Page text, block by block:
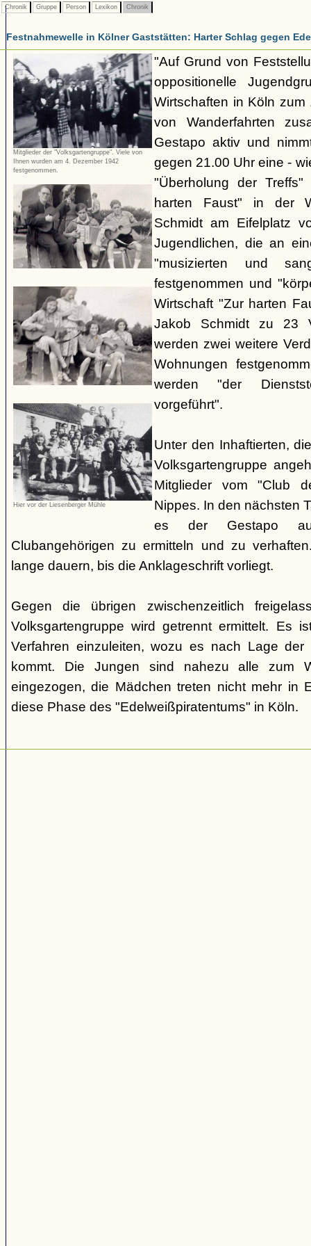
Chronik Gruppe Person Lexikon Chronik
Festnahmewelle in Kölner Gaststätten: Harter Schlag gegen
Mitglieder der "Volksgartengruppe". Viele von
Ihnen wurden am 4. Dezember 1942
festgenommen.
Hier vor der Liesenberger Mühle
"Auf Grund von
oppositionelle
Wirtschaften in Köln
von Wanderfahrten
Gestapo aktiv und
gegen 21.00 Uhr eine -
"Überholung der
harten Faust" in der
Schmidt am Eifelplatz
Jugendlichen, die an
"musizierten und
festgenommen und
Wirtschaft "Zur harten
Jakob Schmidt zu 23
werden zwei weitere
Wohnungen
werden "der
vorgeführt".
Unter den Inhaftierten,
Volksgartengruppe
Mitglieder vom "Club
Nippes. In den nächsten
es der Gestapo
Clubangehörigen zu ermitteln und zu
lange dauern, bis die Anklageschrift vorliegt.
Gegen die übrigen zwischenzeitlich
Volksgartengruppe wird getrennt ermittelt. Es
Verfahren einzuleiten, wozu es nach Lage
kommt. Die Jungen sind nahezu alle zum
eingezogen, die Mädchen treten nicht mehr in
diese Phase des "Edelweißpiratentums" in Köln.